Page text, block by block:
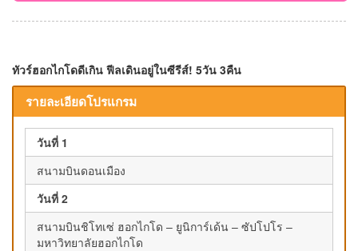
ทัวร์ฮอกไกโดดีเกิน ฟีลเดินอยู่ในซีรีส์! 5วัน 3คืน
รายละเอียดโปรแกรม
วันที่ 1
สนามบินดอนเมือง
วันที่ 2
สนามบินชิโทเซ่ ฮอกไกโด – ยูนิการ์เด้น – ซัปโปโร –
มหาวิทยาลัยฮอกไกโด